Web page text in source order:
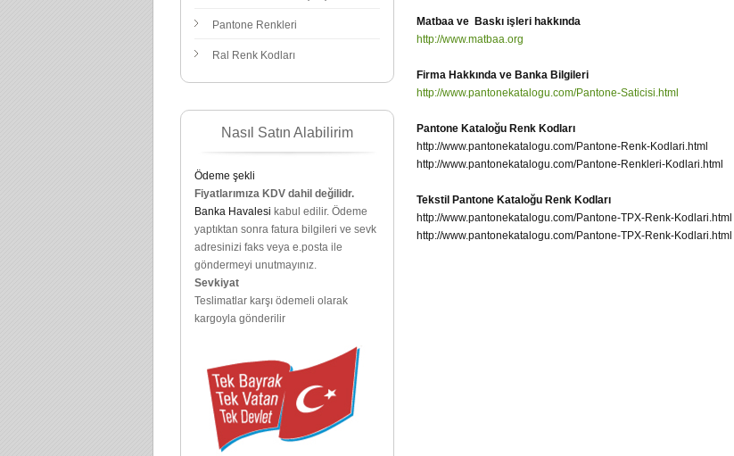
Pantone Renkleri
Ral Renk Kodları
Nasıl Satın Alabilirim
Ödeme şekli
Fiyatlarımıza KDV dahil değilidr.
Banka Havalesi kabul edilir. Ödeme
yaptıktan sonra fatura bilgileri ve sevk
adresinizi faks veya e.posta ile
göndermeyi unutmayınız.
Sevkiyat
Teslimatlar karşı ödemeli olarak
kargoyla gönderilir
Matbaa ve Baskı işleri hakkında
http://www.matbaa.org
Firma Hakkında ve Banka Bilgileri
http://www.pantonekatalogu.com/Pantone-Saticisi.html
Pantone Kataloğu Renk Kodları
http://www.pantonekatalogu.com/Pantone-Renk-Kodlari.html
http://www.pantonekatalogu.com/Pantone-Renkleri-Kodlari.html
Tekstil Pantone Kataloğu Renk Kodları
http://www.pantonekatalogu.com/Pantone-TPX-Renk-Kodlari.html
http://www.pantonekatalogu.com/Pantone-TPX-Renk-Kodlari.html